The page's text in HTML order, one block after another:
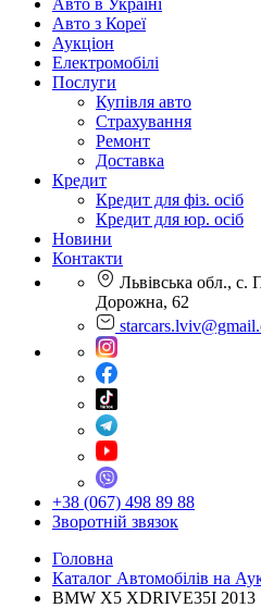
Авто в Україні
Авто з Кореї
Аукціон
Електромобілі
Послуги
Купівля авто
Страхування
Ремонт
Доставка
Кредит
Кредит для фіз. осіб
Кредит для юр. осіб
Новини
Контакти
Львівська обл., с.
Дорожна, 62
+38 (067) 498 89 88
Зворотній звязок
Головна
Каталог Автомобілів на
BMW X5 XDRIVE35I 2013